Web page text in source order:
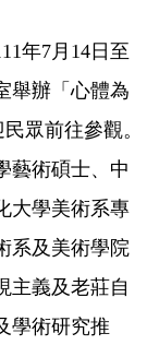
年7月14日至
舉辦「心體為
眾前往參觀。
藝術碩士、中
大學美術系專
系及美術學院
主義及老莊自
學術研究推